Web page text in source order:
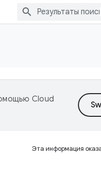
Cloud
Эта информация